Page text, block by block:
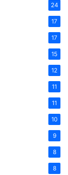
24
17
17
15
12
11
11
10
9
8
8